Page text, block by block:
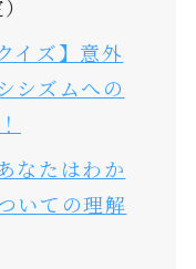
イズ】意外
シズムへの
なたはわか
いての理解